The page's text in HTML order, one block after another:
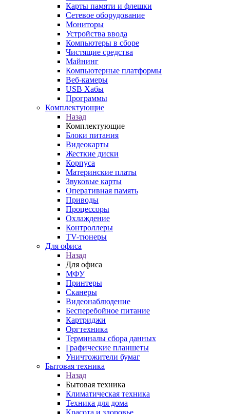
Карты памяти и флешки
Сетевое оборудование
Мониторы
Устройства ввода
Компьютеры в сборе
Чистящие средства
Майнинг
Компьютерные платформы
Веб-камеры
USB Хабы
Программы
Комплектующие
Назад
Комплектующие
Блоки питания
Видеокарты
Жесткие диски
Корпуса
Материнские платы
Звуковые карты
Оперативная память
Приводы
Процессоры
Охлаждение
Контроллеры
TV-тюнеры
Для офиса
Назад
Для офиса
МФУ
Принтеры
Сканеры
Видеонаблюдение
Бесперебойное питание
Картриджи
Оргтехника
Терминалы сбора данных
Графические планшеты
Уничтожители бумаг
Бытовая техника
Назад
Бытовая техника
Климатическая техника
Техника для дома
Красота и здоровье